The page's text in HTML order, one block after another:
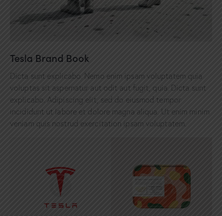
Tesla Brand Book
Dicta sunt explicabo. Nemo enim ipsam voluptatem quia
voluptas sit aspernatur aut odit aut fugit, quia. Dicta sunt
explicabo. Adipiscing elit, sed do eiusmod tempor
incididunt ut labore et dolore magna aliqua. Ut enim minim
veniam quis nostrud exercitation ipsam voluptatem.